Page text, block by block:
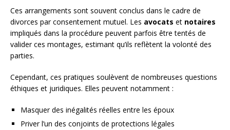
Ces arrangements sont souvent conclus dans le cadre de
divorces par consentement mutuel. Les avocats et notaires
impliqués dans la procédure peuvent parfois être tentés de
valider ces montages, estimant qu’ils reflètent la volonté des
parties.
Cependant, ces pratiques soulèvent de nombreuses questions
éthiques et juridiques. Elles peuvent notamment :
Masquer des inégalités réelles entre les époux
Priver l’un des conjoints de protections légales